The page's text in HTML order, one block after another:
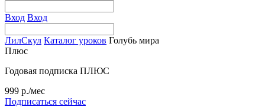
Вход Вход
ЛилСкул Каталог уроков Голубь мира
Плюс
Годовая подписка ПЛЮС
999 р./мес
Подписаться сейчас